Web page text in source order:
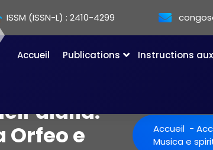
ISSM (ISSN-L) : 2410-4299
Accueil Publications Instructions
e
Accueil -
Musica e